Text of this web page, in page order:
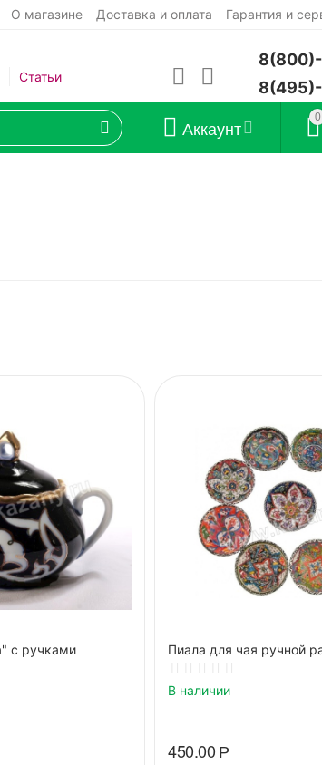
О магазине Доставка и оплата Гарантия и
Статьи
0
Аккаунт
с ручками Пиала для чая ручной
В наличии
450.00Р